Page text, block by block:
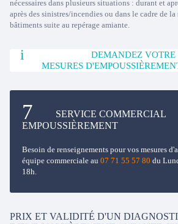
nécessaires dans plusieurs situations : durant et
après des sinistres/incendies ou dans le cadre de
bâtiments suite au repérage amiante.
DEMANDEZ VOTRE
MESURES
SERVICE COMMERCIAL
EMPOUSSIÈREMENT
Besoin de renseignements pour vos mesures
équipe commerciale au 07 71 55 57 80 du
18h.
PRIX ET VALIDITÉ D'UN